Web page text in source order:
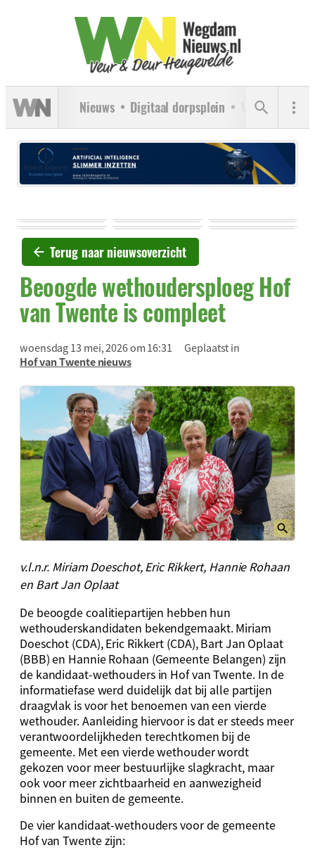
Nieuws Digitaal dorpsplein Verenigingen
Terug naar nieuwsoverzicht
Beoogde wethoudersploeg Hof
van Twente is compleet
woensdag 13 mei, 2026 om 16:31
Geplaatst in
Hof van Twente nieuws
v.l.n.r. Miriam Doeschot, Eric Rikkert, Hannie Rohaan
en Bart Jan Oplaat
De beoogde coalitiepartijen hebben hun
wethouderskandidaten bekendgemaakt. Miriam
Doeschot (CDA), Eric Rikkert (CDA), Bart Jan Oplaat
(BBB) en Hannie Rohaan (Gemeente Belangen) zijn
de kandidaat-wethouders in Hof van Twente. In de
informatiefase werd duidelijk dat bij alle partijen
draagvlak is voor het benoemen van een vierde
wethouder. Aanleiding hiervoor is dat er steeds meer
verantwoordelijkheden terechtkomen bij de
gemeente. Met een vierde wethouder wordt
gekozen voor meer bestuurlijke slagkracht, maar
ook voor meer zichtbaarheid en aanwezigheid
binnen en buiten de gemeente.
De vier kandidaat-wethouders voor de gemeente
Hof van Twente zijn: